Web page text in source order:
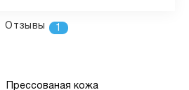
Отзывы 1
Преcсованая кожа